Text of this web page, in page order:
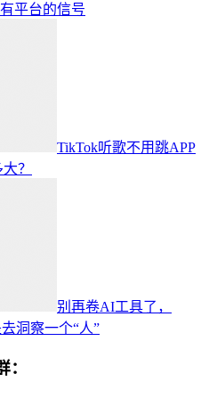
平台的信号
TikTok听歌不用跳APP
？
别再卷AI工具了，
洞察一个“人”